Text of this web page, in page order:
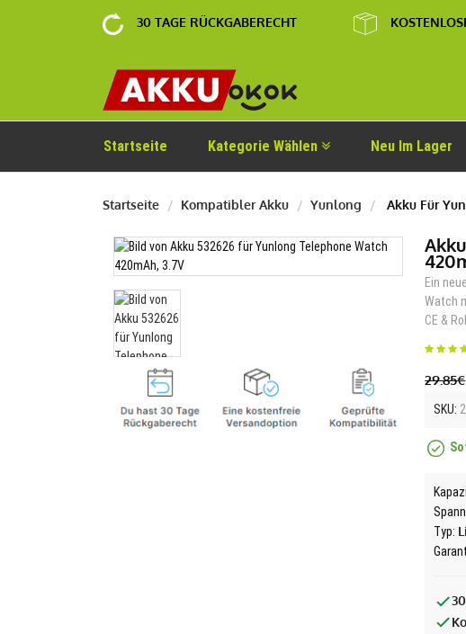
30 TAGE RÜCKGABERECHT
Startseite Kategorie Wählen Neu Im Lager
Startseite Kompatibler Akku Yunlong Akku Für
Ein
Watch
CE &
29.85€
SKU:
Typ: